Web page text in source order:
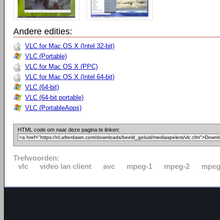
Andere edities:
VLC for Mac OS X (Intel 32-bit)
VLC (Portable)
VLC for Mac OS X (PPC)
VLC for Mac OS X (Intel 64-bit)
VLC (64-bit)
VLC (64-bit portable)
VLC (PortableApps)
HTML code om naar deze pagina te linken:
Trefwoorden:
vlc
video lan client avc mpeg-1 mpeg-2